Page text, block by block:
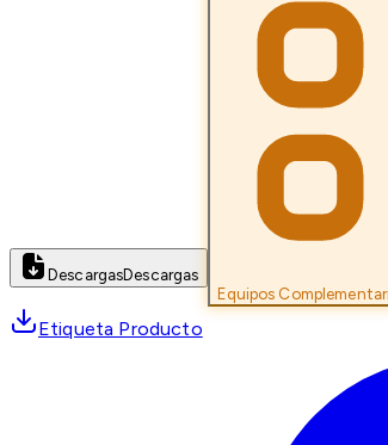
DescargasDescargas
Equipos
Etiqueta Producto